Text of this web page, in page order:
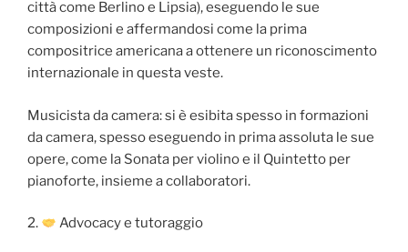
città come Berlino e Lipsia), eseguendo le sue
composizioni e affermandosi come la prima
compositrice americana a ottenere un riconoscimento
internazionale in questa veste.
Musicista da camera: si è esibita spesso in formazioni
da camera, spesso eseguendo in prima assoluta le sue
opere, come la Sonata per violino e il Quintetto per
pianoforte, insieme a collaboratori.
2. Advocacy e tutoraggio